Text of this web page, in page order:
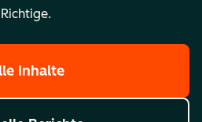
Richtige.
Inhalte